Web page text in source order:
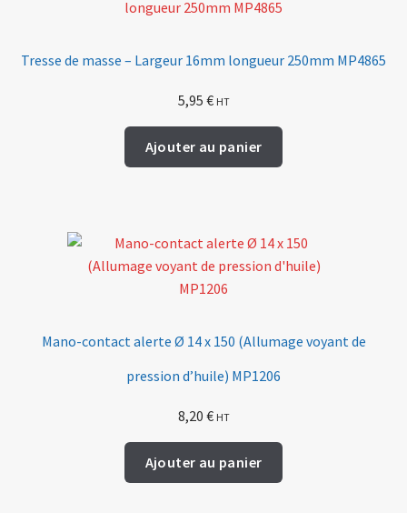
Tresse de masse – Largeur 16mm longueur 250mm MP4865
5,95 € HT
Ajouter au panier
Mano-contact alerte Ø 14 x 150 (Allumage voyant de
pression d’huile) MP1206
8,20 € HT
Ajouter au panier